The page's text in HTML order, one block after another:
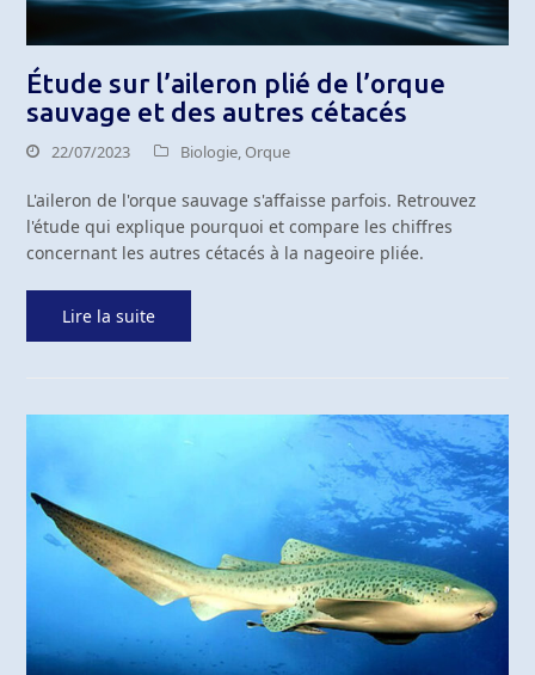
Étude sur l’aileron plié de l’orque
sauvage et des autres cétacés
22/07/2023 Biologie,Orque
L'aileron de l'orque sauvage s'affaisse parfois. Retrouvez
l'étude qui explique pourquoi et compare les chiffres
concernant les autres cétacés à la nageoire pliée.
Lire la suite